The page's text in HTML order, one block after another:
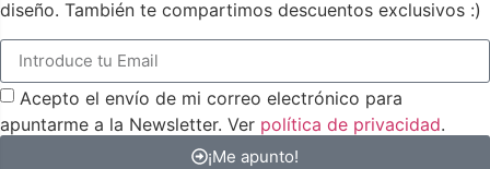
diseño. También te compartimos descuentos exclusivos :)
Acepto el envío de mi correo electrónico para
apuntarme a la Newsletter. Ver política de privacidad.
¡Me apunto!